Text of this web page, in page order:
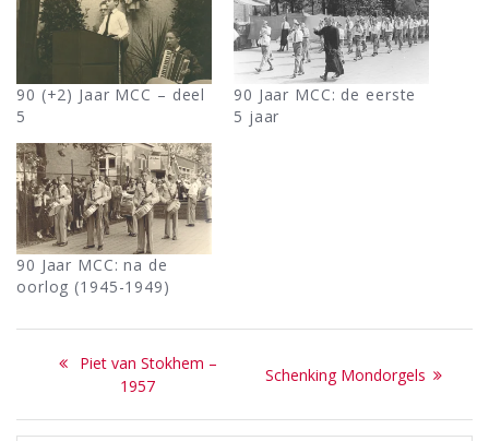
90 (+2) Jaar MCC – deel
5
90 Jaar MCC: de eerste
5 jaar
90 Jaar MCC: na de
oorlog (1945-1949)
Bericht
navigatie
Previous
Piet van Stokhem –
1957
Next
Schenking Mondorgels